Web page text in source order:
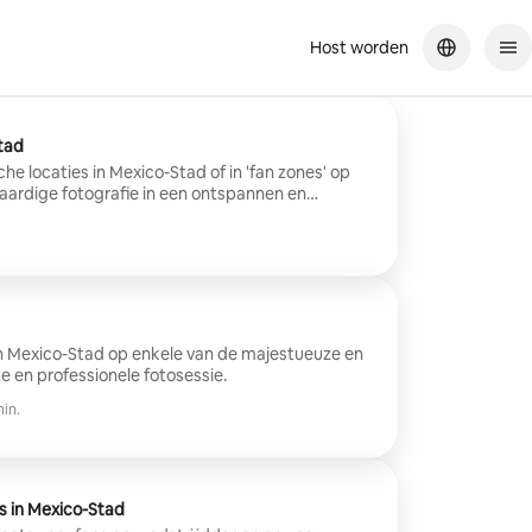
Host worden
locaties in Mexico-Stad of in 'fan zones' op
fotografie in een ontspannen en
Mexico-Stad op enkele van de majestueuze en
en professionele fotosessie.
in Mexico-Stad